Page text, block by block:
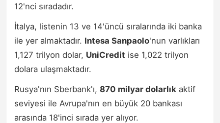
12'nci sıradadır.
İtalya, listenin 13 ve 14'üncü sıralarında iki banka
ile yer almaktadır. Intesa Sanpaolo'nun varlıkları
1,127 trilyon dolar, UniCredit ise 1,022 trilyon
dolara ulaşmaktadır.
Rusya'nın Sberbank'ı, 870 milyar dolarlık aktif
seviyesi ile Avrupa'nın en büyük 20 bankası
arasında 18'inci sırada yer alıyor.